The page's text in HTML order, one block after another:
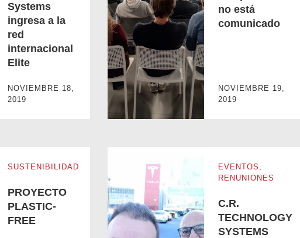
ingresa a la red internacional Elite
Systems
ingresa a la
red
internacional
Elite
NOVIEMBRE 18,
2019
Un proyecto no está completo si no está
no está
comunicado
NOVIEMBRE 19,
2019
SUSTENIBILIDAD
PROYECTO
PLASTIC-
FREE
EVENTOS
RENUNIONES
C.R.
TECHNOLOGY
SYSTEMS